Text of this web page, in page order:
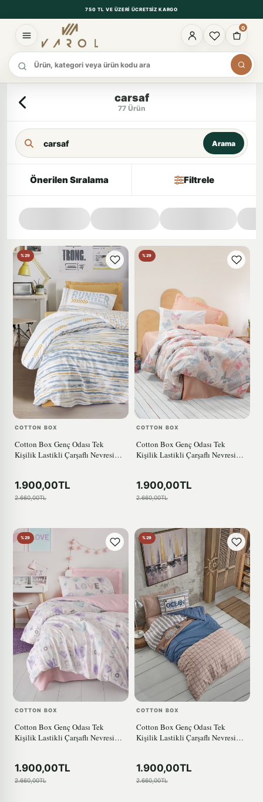
750 TL VE ÜZERI ÜCRETSIZ KARGO
0
Ürün ara
carsaf
77 Ürün
Arama Kriteri
Arama
Önerilen Sıralama Filtrele
%29
COTTON BOX
Cotton Box Genç Odası Tek
Kişilik Lastikli Çarşaflı Nevresim
1.900,00TL
2.660,00TL
%29
COTTON BOX
Cotton Box Genç Odası Tek
Kişilik Lastikli Çarşaflı Nevresim
1.900,00TL
2.660,00TL
%29
COTTON BOX
Cotton Box Genç Odası Tek
Kişilik Lastikli Çarşaflı Nevresim
1.900,00TL
2.660,00TL
%29
COTTON BOX
Cotton Box Genç Odası Tek
Kişilik Lastikli Çarşaflı Nevresim
1.900,00TL
2.660,00TL